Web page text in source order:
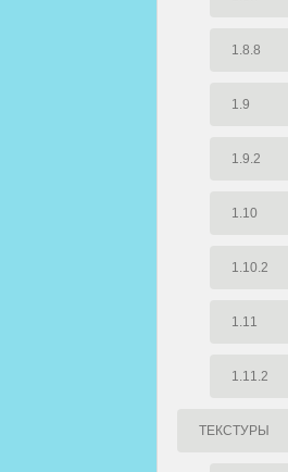
1.8.8
1.9
1.9.2
1.10
1.10.2
1.11
1.11.2
ТЕКСТУРЫ